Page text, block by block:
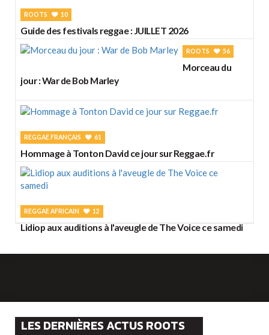
ROOTS 10
Guide des festivals reggae : JUILLET 2026
ROOTS 56
Morceau du
jour : War de Bob Marley
REGGAE FRANÇAIS 61
Hommage à Tonton David ce jour sur Reggae.fr
REGGAE AFRICAIN 12
Lidiop aux auditions à l'aveugle de The Voice ce samedi
LES DERNIÈRES ACTUS ROOTS